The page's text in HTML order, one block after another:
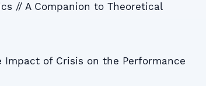
// A Companion to Theoretical
Impact of Crisis on the Performance